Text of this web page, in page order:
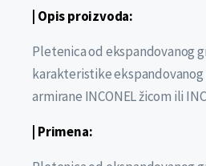
| Opis proizvoda:
Pletenica od ekspandovanog
karakteristike
armirane INCONEL žicom ili
| Primena: